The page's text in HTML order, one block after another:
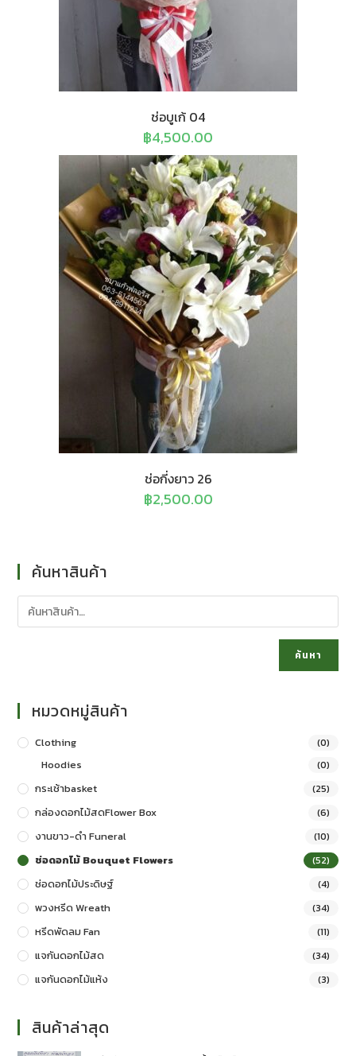
ช่อบูเก้ 04
฿4,500.00
ช่อกี่งยาว 26
฿2,500.00
ค้นหาสินค้า
ค้นหา
หมวดหมู่สินค้า
Clothing (0)
Hoodies (0)
กระเช้าbasket (25)
กล่องดอกไม้สดFlower Box (6)
งานขาว-ดำ Funeral (10)
ช่อดอกไม้ Bouquet Flowers (52)
ช่อดอกไม้ประดิษฐ์ (4)
พวงหรีด Wreath (34)
หรีดพัดลม Fan (11)
แจกันดอกไม้สด (34)
แจกันดอกไม้แห้ง (3)
สินค้าล่าสุด